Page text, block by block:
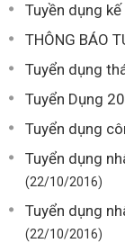
Tuyền dụng
THÔNG BÁO
Tuyển dụng
Tuyển Dụng
Tuyển dụng
Tuyển dụng
(22/10/2016)
Tuyển dụng
(22/10/2016)